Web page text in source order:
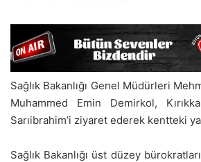
Sağlık Bakanlığı Genel Müdürleri
Muhammed Emin Demirkol,
Sarıibrahim’i ziyaret ederek kentteki
Sağlık Bakanlığı üst düzey